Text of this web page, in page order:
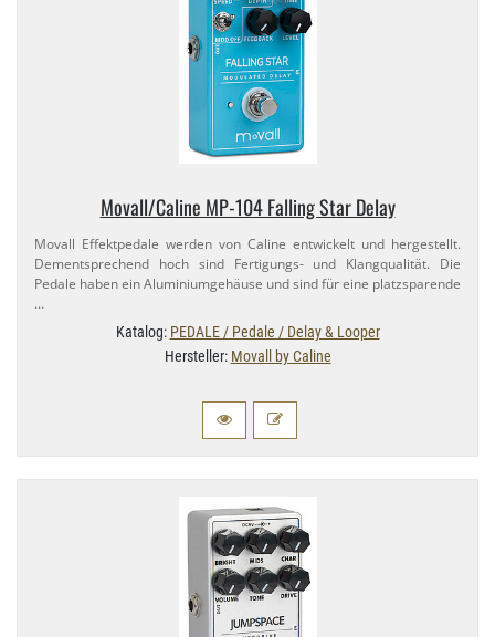
Movall/​Caline MP-​104 Falling Star Delay
Movall Effektpedale werden von Caline entwickelt und hergestellt.
Dementsprechend hoch sind Fertigungs- und Klangqualität. Die
Pedale haben ein Aluminiumgehäuse und sind für eine platzsparende
…
Katalog: PEDALE / Pedale / Delay & Looper
Hersteller: Movall by Caline